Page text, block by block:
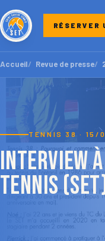
RÉSERVER
Accueil Revue de presse
TENNIS 38 · 15/
Interview
Tennis